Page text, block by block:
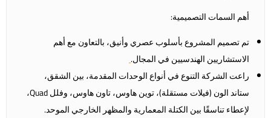
أهم السمات التصميمية:
تم تصميم المشروع بأسلوب عصري وأنيق، بالتعاون مع أهم
الاستشاريين الهندسيين في المجال.
راعت الشركة التنوع في أنواع الوحدات المقدمة، بين الشقق،
ستاند الون (فيلات مستقلة)، توين هاوس، تاون هاوس، وفلل Quad،
لإعطاء تناسقًا بين الكتلة المعمارية والمظهر الخارجي الموحد.